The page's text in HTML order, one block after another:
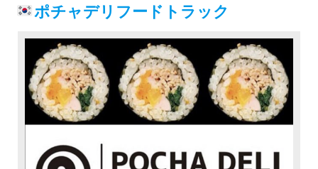
ポチャデリフードトラック